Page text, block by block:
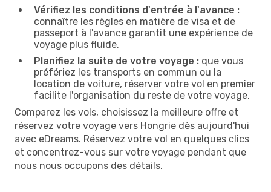
Vérifiez les conditions d'entrée à l'avance :
connaître les règles en matière de visa et de
passeport à l'avance garantit une expérience de
voyage plus fluide.
Planifiez la suite de votre voyage : que vous
préfériez les transports en commun ou la
location de voiture, réserver votre vol en premier
facilite l'organisation du reste de votre voyage.
Comparez les vols, choisissez la meilleure offre et
réservez votre voyage vers Hongrie dès aujourd'hui
avec eDreams. Réservez votre vol en quelques clics
et concentrez-vous sur votre voyage pendant que
nous nous occupons des détails.